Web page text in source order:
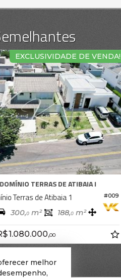
EXCLUSIVIDADE DE VENDA!
#009
TERRAS DE ATIBAIA I
Terras de Atibaia 1
300,0 m² 188,0 m²
1.080.000,00
melhor